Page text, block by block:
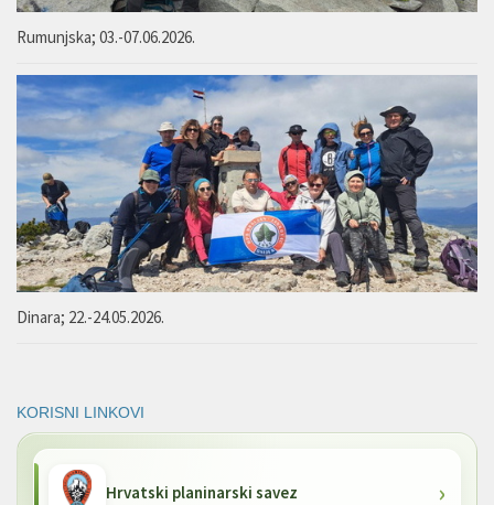
Rumunjska; 03.-07.06.2026.
Dinara; 22.-24.05.2026.
KORISNI LINKOVI
Hrvatski planinarski savez